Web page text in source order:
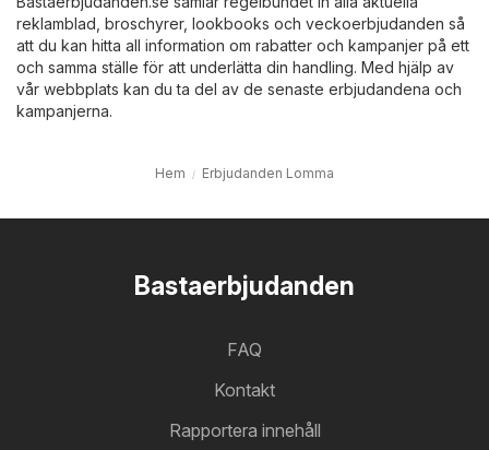
reklamblad, broschyrer, lookbooks och veckoerbjudanden så
att du kan hitta all information om rabatter och kampanjer på ett
och samma ställe för att underlätta din handling. Med hjälp av
vår webbplats kan du ta del av de senaste erbjudandena och
kampanjerna.
Hem Erbjudanden Lomma
Bastaerbjudanden
FAQ
Kontakt
Rapportera innehåll